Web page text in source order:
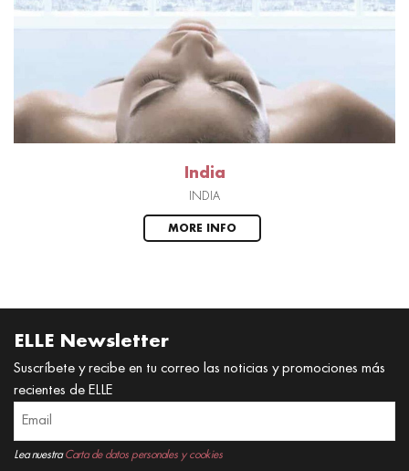
India
INDIA
MORE INFO
ELLE Newsletter
Suscríbete y recibe en tu correo las noticias y promociones más
recientes de ELLE
Lea nuestraCarta de datos personales y cookies